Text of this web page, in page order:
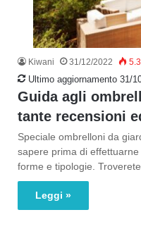
Kiwani 31/12/2022
Ultimo aggiornamento 31/
Guida agli
tante recensioni
Speciale ombrelloni da
sapere prima di effettuarne
forme e tipologie.
Leggi »